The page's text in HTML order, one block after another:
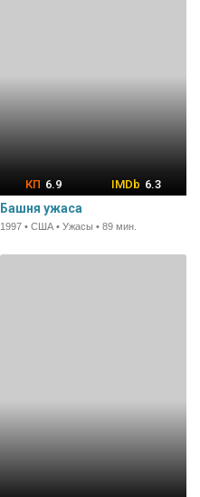
6.9 6.3
Башня ужаса
1997 • США • Ужасы • 89 мин.